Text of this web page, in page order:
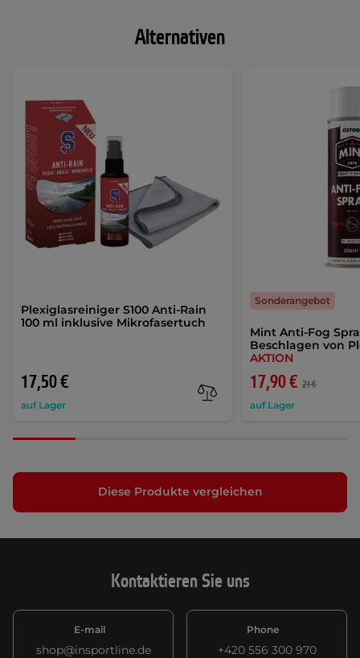
Alternativen
Plexiglasreiniger S100 Anti-Rain
100 ml inklusive Mikrofasertuch
17,50 €
auf Lager
Mint Anti-Fog
Beschlagen von
AKTION
17,90 € 21 €
auf Lager
Sonderangebot
Diese Produkte vergleichen
Kontaktieren Sie uns
E-mail
shop@insportline.de
Phone
+420 556 300 970